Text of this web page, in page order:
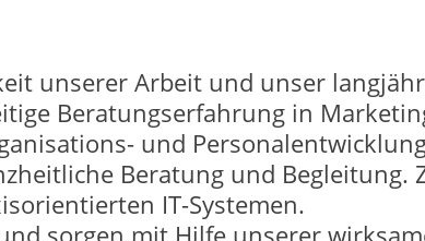
unserer Arbeit und unser
Beratungserfahrung in
und
Beratung und Begleitung.
IT-Systemen.
sorgen mit Hilfe unserer